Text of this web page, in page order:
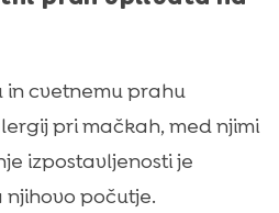
cvetnemu prahu
pri mačkah, med njimi
izpostavljenosti je
počutje.